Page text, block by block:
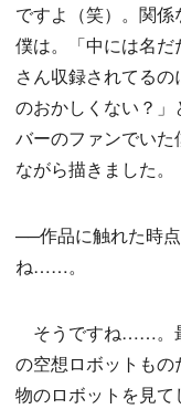
ですよ（笑）。関係
僕は。「中には名だ
さん収録されてる
のおかしくない？
バーのファンでい
ながら描きました。
──作品に触れた時
ね……。
そうですね……。
の空想ロボットも
物のロボットを見て